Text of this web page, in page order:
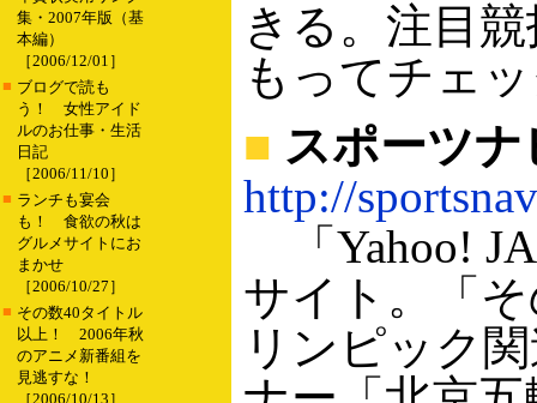
集・2007年版（基
本編）
［2006/12/01］
■ ブログで読も
う！ 女性アイド
ルのお仕事・生活
日記
［2006/11/10］
■ ランチも宴会
も！ 食欲の秋は
グルメサイトにお
まかせ
［2006/10/27］
■ その数40タイトル
以上！ 2006年秋
のアニメ新番組を
見逃すな！
［2006/10/13］
きる。注目
もってチェ
■ スポーツ
http://
「Yahoo!
サイト。「
リンピック